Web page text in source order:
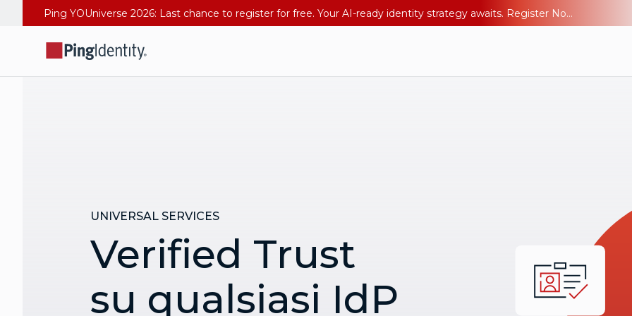
Ping YOUniverse 2026: Last chance to register for free. Your AI-ready identity strategy awaits. Register Now
UNIVERSAL SERVICES
Verified Trust
su qualsiasi IdP